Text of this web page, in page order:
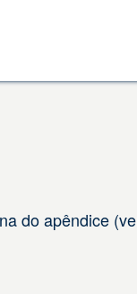
do apêndice